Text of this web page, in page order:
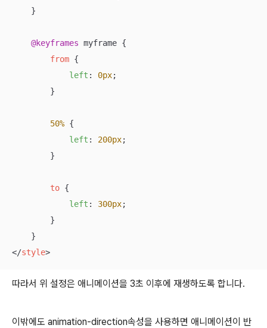
    }
@keyframes myframe {
from {
left : 0px;
        }
50% {
left : 200px;
        }
to {
left : 300px;
        }
</style>
따라서 위 설정은 애니메이션을 3초 이후에 재생하도록 합니다.
이밖에도 animation-direction속성을 사용하면 애니메이션이 반